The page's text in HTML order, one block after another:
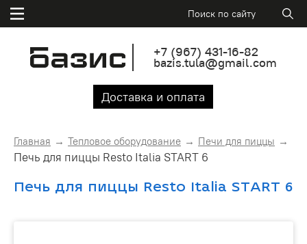
+7 (967) 431-16-82
bazis.tula@gmail.com
Доставка и оплата
Главная Тепловое оборудование Печи для пиццы
Печь для пиццы Resto Italia START 6
Печь для пиццы Resto Italia START 6